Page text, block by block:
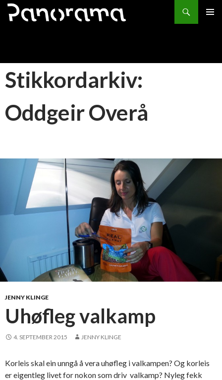
Søk
HOPP
Stikkordarkiv:
Oddgeir Overå
JENNY KLINGE
Uhøfleg valkamp
4. SEPTEMBER 2015 JENNY KLINGE
Korleis skal ein unngå å vera uhøfleg i valkampen? Og korleis
er eigentleg livet for nokon som driv valkamp? Nyleg fekk